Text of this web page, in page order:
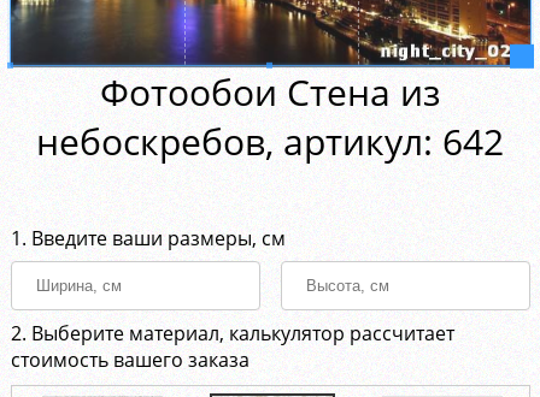
Фотообои Стена из
небоскребов, aртикул: 642
1. Введите ваши размеры, см
2. Выберите материал, калькулятор рассчитает
стоимость вашего заказа